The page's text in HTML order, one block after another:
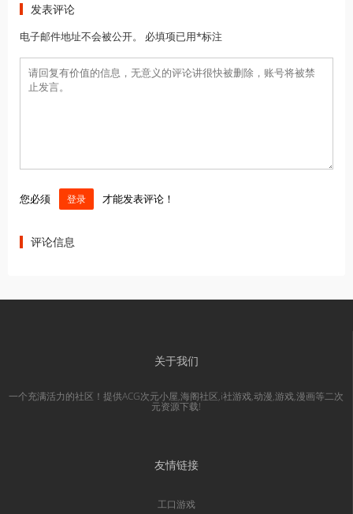
发表评论
电子邮件地址不会被公开。 必填项已用*标注
您必须 登录 才能发表评论！
评论信息
关于我们
一个充满活力的社区！提供ACG次元小屋,海阁社区,i社游戏,动漫,游戏,漫画等二次
元资源下载!
友情链接
工口游戏